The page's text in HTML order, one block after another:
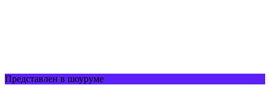
Представлен в шоуруме